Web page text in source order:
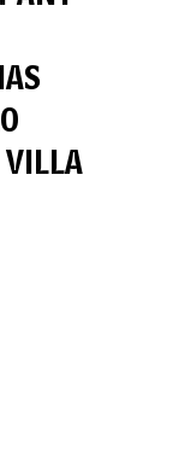
VILLA